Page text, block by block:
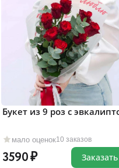
мало оценок10 заказов
Букет из 9 роз с
3590 Заказать